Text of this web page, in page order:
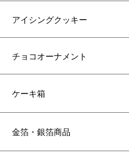
アイシングクッキー
チョコオーナメント
ケーキ箱
金箔・銀箔商品